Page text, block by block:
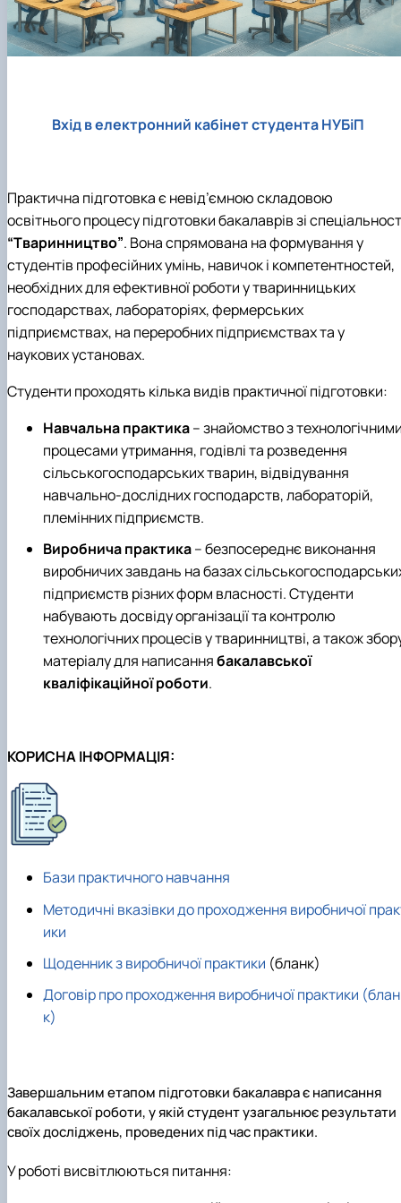
Вхід в електронний кабінет студента НУБіП
Практична підготовка є невід’ємною складовою
освітнього процесу підготовки бакалаврів зі
“Тваринництво”. Вона спрямована на формування у
студентів професійних умінь, навичок і компетентностей,
необхідних для ефективної роботи у тваринницьких
господарствах, лабораторіях, фермерських
підприємствах, на переробних підприємствах та у
наукових установах.
Студенти проходять кілька видів практичної підготовки:
Навчальна практика– знайомство з
процесами утримання, годівлі та розведення
сільськогосподарських тварин, відвідування
навчально-дослідних господарств, лабораторій,
племінних підприємств.
Виробнича практика– безпосереднє виконання
виробничих завдань на базах
підприємств різних форм власності. Студенти
набувають досвіду організації та контролю
технологічних процесів у тваринництві, а також
матеріалу для написаннябакалавської
кваліфікаційної роботи.
КОРИСНА ІНФОРМАЦІЯ:
Бази практичного навчання
Методичні вказівки до проходження виробничої
ики
Щоденник з виробничої практики (бланк)
Договір про проходження виробничої практики (блан
к)
Завершальним етапом підготовки бакалавра є написання
бакалавської роботи, у якій студент узагальнює результати
своїх досліджень, проведених під час практики.
У роботі висвітлюються питання: